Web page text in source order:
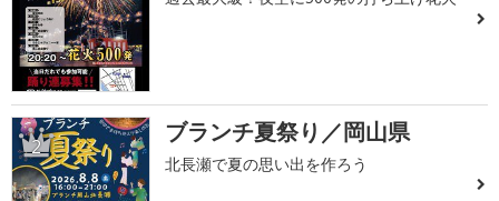
2 ブランチ夏祭り／岡山県
北長瀬で夏の思い出を作ろう